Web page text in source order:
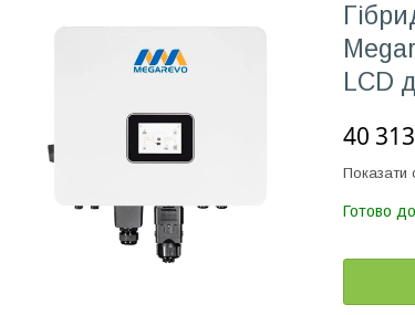
LCD
40
Показати
Готово